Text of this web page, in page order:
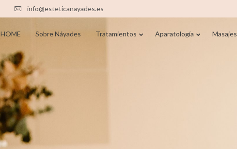
info@esteticanayades.es
HOME Sobre Náyades Tratamientos Aparatología Masajes